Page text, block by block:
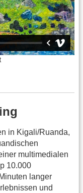
in Kigali/Ruanda,
multimedialen
10.000
langer
und